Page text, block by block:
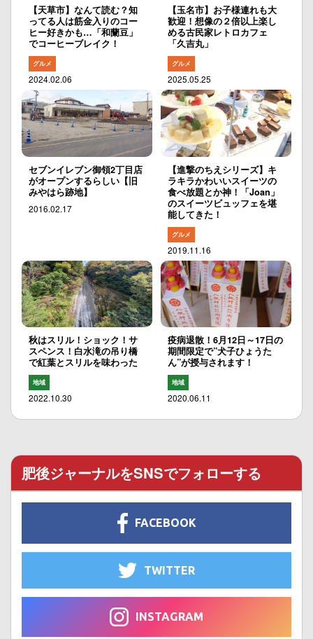
【天草市】なんて読む？知
ってる人は筋金入りのコー
ヒー好きかも…「和蘭豆」
でコーヒーブレイク！
グルメ
2024.02.06
【玉名市】お子様連れも大
歓迎！想像の２倍以上楽し
める古民家レトロカフェ
「久吉丸」
グルメ
2025.05.25
セブンイレブン御領2丁目店
がオープンするらしい【旧
みやはら跡地】
2016.02.17
【進撃のちえシリーズ】キ
ラキラかわいいスイーツの
食べ放題とか神！「Joan」
のスイーツビュッフェを堪
能してきた！
グルメ
2019.11.16
秋はスリル！ショック！サ
スペンス！白水滝の吊り橋
で紅葉とスリルを味わった
地域
2022.10.30
疫病退散！6月12日～17日の
期間限定で”犬子ひょうた
ん”が授与されます！
地域
2020.06.11
肥後ジャーナルをSNSでフォローする
FACEBOOK
TWITTER
INSTAGRAM